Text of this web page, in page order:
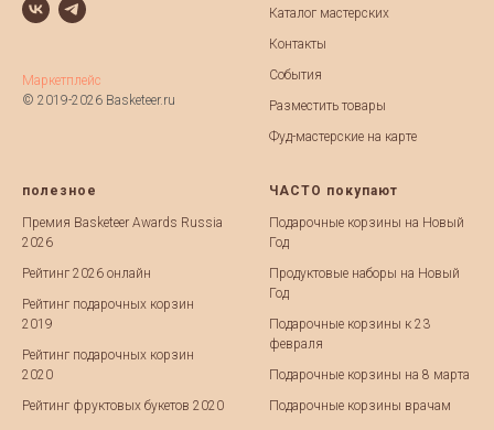
Маркетплейс
© 2019-2026 Basketeer.ru
Каталог мастерских
Контакты
События
Разместить товары
Фуд-мастерские на карте
полезное
Премия Basketeer Awards Russia
2026
Рейтинг 2026 онлайн
Рейтинг подарочных корзин
2019
Рейтинг подарочных корзин
2020
Рейтинг фруктовых букетов 2020
ЧАСТО покупают
Подарочные корзины на Новый
Год
Продуктовые наборы на Новый
Год
Подарочные корзины к 23
февраля
Подарочные корзины на 8 марта
Подарочные корзины врачам